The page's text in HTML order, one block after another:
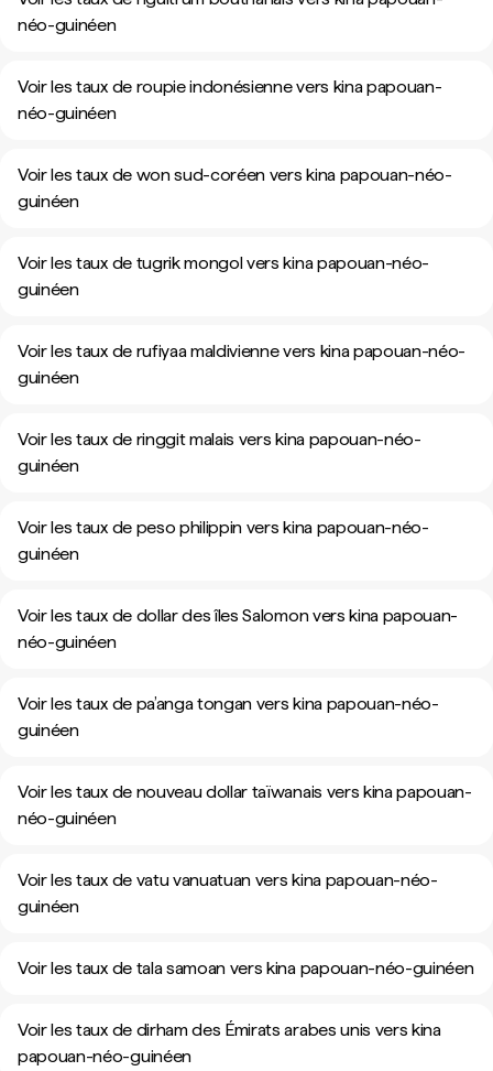
néo-guinéen
Voir les taux de roupie indonésienne vers kina papouan-
néo-guinéen
Voir les taux de won sud-coréen vers kina papouan-néo-
guinéen
Voir les taux de tugrik mongol vers kina papouan-néo-
guinéen
Voir les taux de rufiyaa maldivienne vers kina papouan-néo-
guinéen
Voir les taux de ringgit malais vers kina papouan-néo-
guinéen
Voir les taux de peso philippin vers kina papouan-néo-
guinéen
Voir les taux de dollar des îles Salomon vers kina papouan-
néo-guinéen
Voir les taux de pa’anga tongan vers kina papouan-néo-
guinéen
Voir les taux de nouveau dollar taïwanais vers kina papouan-
néo-guinéen
Voir les taux de vatu vanuatuan vers kina papouan-néo-
guinéen
Voir les taux de tala samoan vers kina papouan-néo-guinéen
Voir les taux de dirham des Émirats arabes unis vers kina
papouan-néo-guinéen